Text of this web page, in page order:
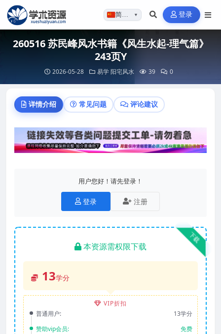
简体…▼ 登录
260516 苏民峰风水书籍《风生水起-理气篇》
243页Y
2026-05-28 易学 阳宅风水 39 0
详情介绍 常见问题 评论建议
用户您好！请先登录！
登录 注册
下载
本资源需权限下载
13学分
VIP折扣
普通用户:
13学分
赞助vip会员:
免费